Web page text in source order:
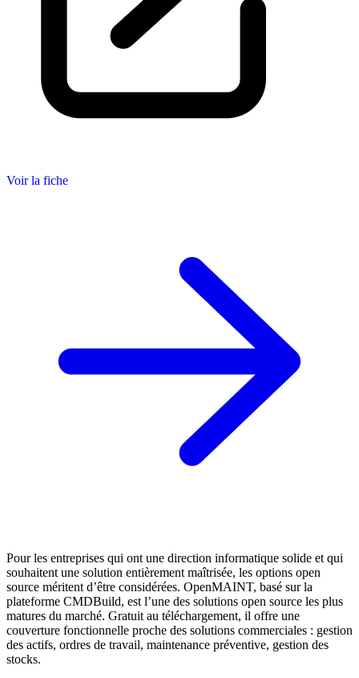
Voir la fiche
Pour les entreprises qui ont une direction informatique solide et qui
souhaitent une solution entièrement maîtrisée, les options open
source méritent d’être considérées. OpenMAINT, basé sur la
plateforme CMDBuild, est l’une des solutions open source les plus
matures du marché. Gratuit au téléchargement, il offre une
couverture fonctionnelle proche des solutions commerciales : gestion
des actifs, ordres de travail, maintenance préventive, gestion des
stocks.